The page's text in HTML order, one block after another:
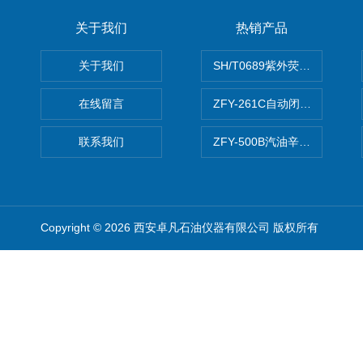
关于我们
关于我们
在线留言
联系我们
热销产品
SH/T0689紫外荧光测硫仪
ZFY-261C自动闭口闪点测定
ZFY-500B汽油辛烷值测定仪
Copyright © 2026 西安卓凡石油仪器有限公司 版权所有